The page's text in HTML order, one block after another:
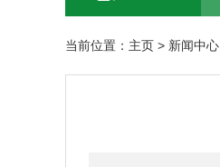
当前位置： 主页 > 新闻中心